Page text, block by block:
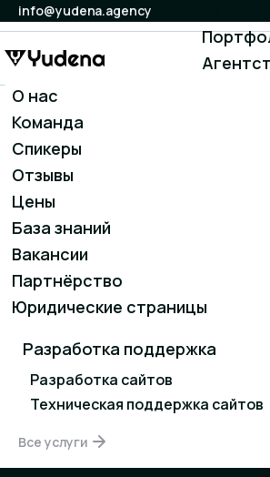
info@yudena.agency
Продвижение
SEO-продвижение
Контекстная реклама
Таргетированная реклама
Продвижение на Авито
Маркетинг и контент
Social Media Marketing (SMM)
Разработка поддержка
Разработка сайтов
Техническая поддержка сайтов
Все услуги
О нас
Команда
Спикеры
Отзывы
Цены
База знаний
Вакансии
Партнёрство
Юридические страницы
ВАША ЗАЯВКА
НАШ МЕНЕДЖЕР
ВАМИ В БЛИЖАЙШЕЕ